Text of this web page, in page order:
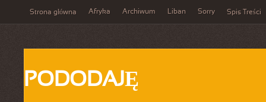
Strona główna Afryka Archiwum Liban Sorry Spis Treści
PODODAJĘ